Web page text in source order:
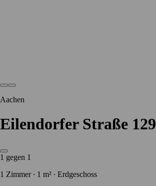
Aachen
Eilendorfer Straße 129
1 gegen 1
1 Zimmer ∙ 1 m² ∙ Erdgeschoss